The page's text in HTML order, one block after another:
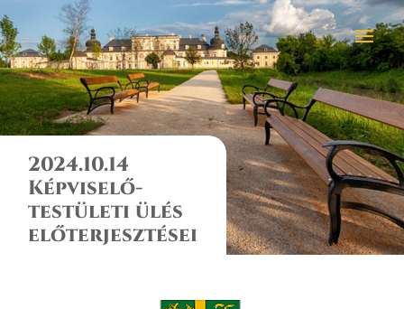
2024.10.14
Képviselő-
testületi ülés
előterjesztései